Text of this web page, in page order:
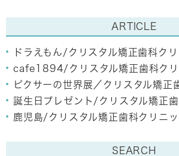
ARTICLE
ドラえもん/クリスタル矯正歯科ク
cafe1894/クリスタル矯正歯科クリ
ピクサーの世界展／クリスタル矯正
誕生日プレゼント/クリスタル矯正
鹿児島/クリスタル矯正歯科クリニッ
SEARCH